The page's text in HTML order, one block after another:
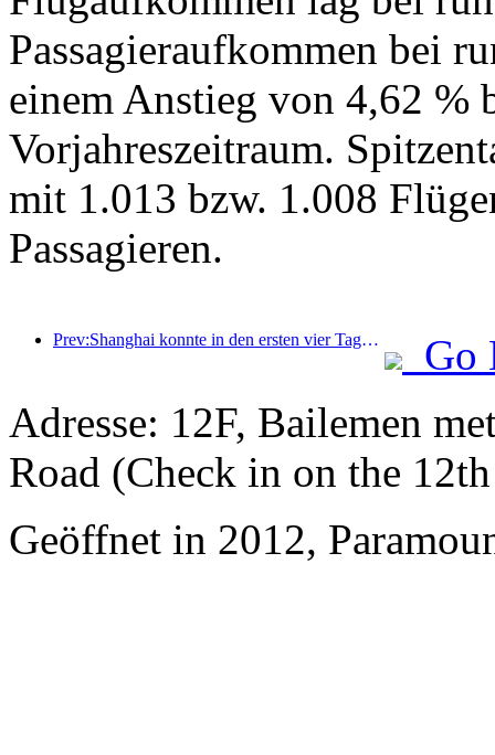
Passagieraufkommen bei
einem Anstieg von 4,62 %
Vorjahreszeitraum.
mit 1.013 bzw. 1.008
Passagieren.
Prev:Shanghai konnte in den ersten vier Tagen des Mittherbstfestes und der Nationalfeiertage über 15,11 Millionen Besucher begrüßen, was einem Anstieg von über 20 % im Vergleich zum Vorjahr entspricht.
Go
Adresse: 12F, Bailemen
Road (Check in on the
Geöffnet in 2012,